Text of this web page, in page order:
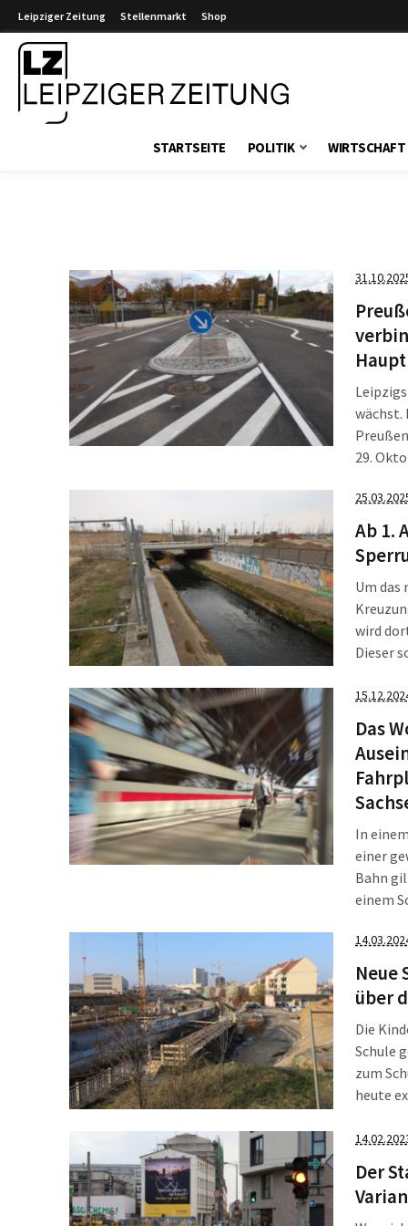
Leipziger Zeitung Stellenmarkt Shop
STARTSEITE POLITIK WIRTSCHAFT
wächst.
29.
mit. Im
Ab 1.
Um das
wird
Dieser
Das
In
einer
Bahn
einem
am
Neue
über
Die
Schule
zum
heute
Der